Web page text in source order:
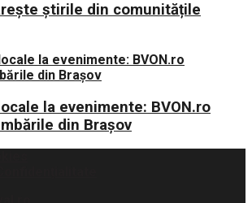
știrile din comunitățile
la evenimente: BVON.ro
din Brașov